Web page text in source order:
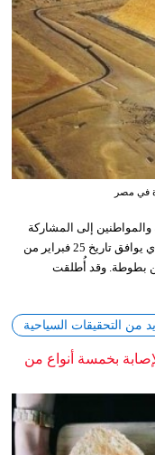
في مصر
والمواطنين إلى المشاركة
في الاحتفال بيوم السياحة العربي لعام 2026، والذي يوافق تاريخ 25 فبراير من
بطوطة. وقد أُطلقت
من التحقيقات السياحية
بخمسة أنواع من